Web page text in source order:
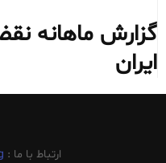
گزارش ماهانه
ایران
ارتباط با ما :